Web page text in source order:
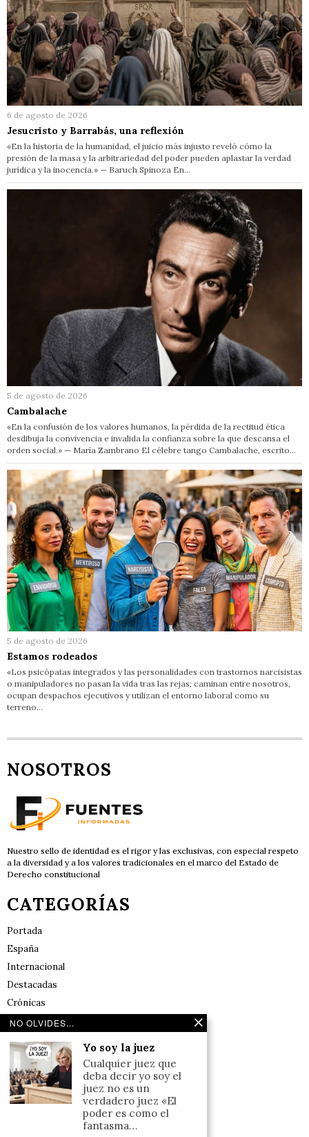
6 de agosto de 2026
Jesucristo y Barrabás, una reflexión
«En la historia de la humanidad, el juicio más injusto reveló cómo la
presión de la masa y la arbitrariedad del poder pueden aplastar la verdad
jurídica y la inocencia.» — Baruch Spinoza En…
5 de agosto de 2026
Cambalache
«En la confusión de los valores humanos, la pérdida de la rectitud ética
desdibuja la convivencia e invalida la confianza sobre la que descansa el
orden social.» — María Zambrano El célebre tango Cambalache, escrito…
5 de agosto de 2026
Estamos rodeados
«Los psicópatas integrados y las personalidades con trastornos narcisistas
o manipuladores no pasan la vida tras las rejas; caminan entre nosotros,
ocupan despachos ejecutivos y utilizan el entorno laboral como su
terreno…
NOSOTROS
Nuestro sello de identidad es el rigor y las exclusivas, con especial respeto
a la diversidad y a los valores tradicionales en el marco del Estado de
Derecho constitucional
CATEGORÍAS
Portada
España
Internacional
Destacadas
Crónicas
Noticias de deportes en España
Reflexiones
LINKS
NO OLVIDES...
Yo soy la juez
Cualquier juez que
deba decir yo soy el
juez no es un
verdadero juez «El
poder es como el
fantasma…